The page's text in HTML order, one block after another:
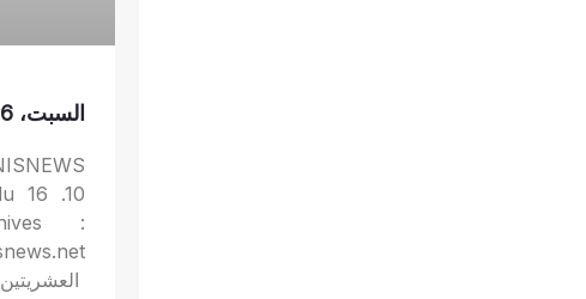
السبت، 16 أكتوبر 2010
16 .10
: